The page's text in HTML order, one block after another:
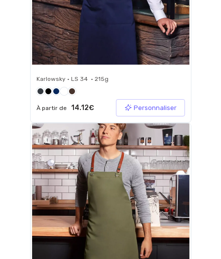
Karlowsky • LS 34 • 215g
À partir de 14.12€ Personnaliser